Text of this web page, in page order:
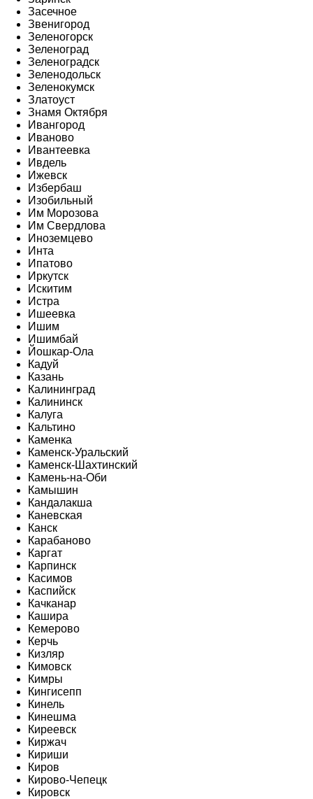
Засечное
Звенигород
Зеленогорск
Зеленоград
Зеленоградск
Зеленодольск
Зеленокумск
Златоуст
Знамя Октября
Ивангород
Иваново
Ивантеевка
Ивдель
Ижевск
Избербаш
Изобильный
Им Морозова
Им Свердлова
Иноземцево
Инта
Ипатово
Иркутск
Искитим
Истра
Ишеевка
Ишим
Ишимбай
Йошкар-Ола
Кадуй
Казань
Калининград
Калининск
Калуга
Кальтино
Каменка
Каменск-Уральский
Каменск-Шахтинский
Камень-на-Оби
Камышин
Кандалакша
Каневская
Канск
Карабаново
Каргат
Карпинск
Касимов
Каспийск
Качканар
Кашира
Кемерово
Керчь
Кизляр
Кимовск
Кимры
Кингисепп
Кинель
Кинешма
Киреевск
Киржач
Кириши
Киров
Кирово-Чепецк
Кировск